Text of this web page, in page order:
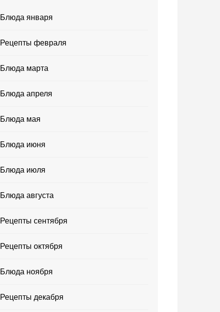
Блюда января
Рецепты февраля
Блюда марта
Блюда апреля
Блюда мая
Блюда июня
Блюда июля
Блюда августа
Рецепты сентября
Рецепты октября
Блюда ноября
Рецепты декабря